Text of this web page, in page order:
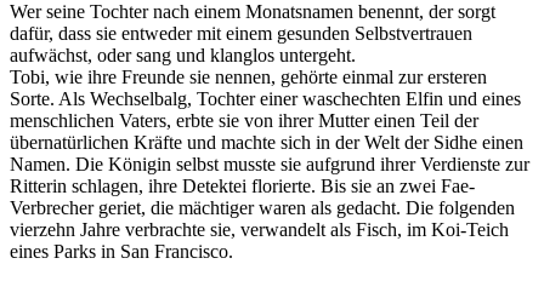
Wer seine Tochter nach einem Monatsnamen benennt, der sorgt
dafür, dass sie entweder mit einem gesunden Selbstvertrauen
aufwächst, oder sang und klanglos untergeht.
Tobi, wie ihre Freunde sie nennen, gehörte einmal zur ersteren
Sorte. Als Wechselbalg, Tochter einer waschechten Elfin und eines
menschlichen Vaters, erbte sie von ihrer Mutter einen Teil der
übernatürlichen Kräfte und machte sich in der Welt der Sidhe einen
Namen. Die Königin selbst musste sie aufgrund ihrer Verdienste zur
Ritterin schlagen, ihre Detektei florierte. Bis sie an zwei Fae-
Verbrecher geriet, die mächtiger waren als gedacht. Die folgenden
vierzehn Jahre verbrachte sie, verwandelt als Fisch, im Koi-Teich
eines Parks in San Francisco.